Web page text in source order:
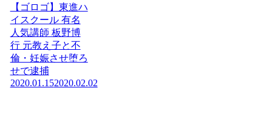
【ゴロゴ】東進ハ
イスクール 有名
人気講師 板野博
行 元教え子と不
倫・妊娠させ堕ろ
せで逮捕
2020.01.152020.02.02